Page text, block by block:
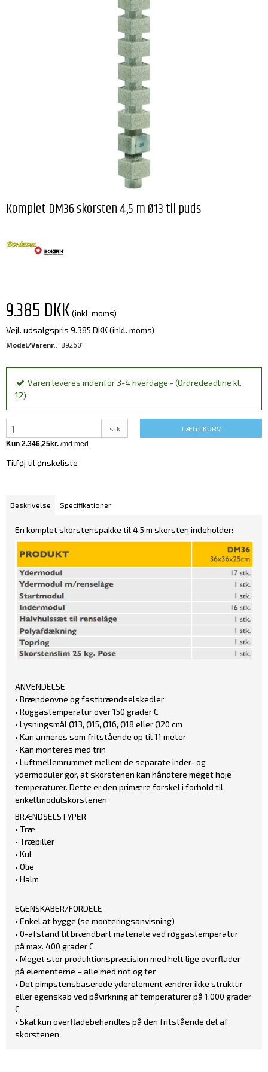
Komplet DM36 skorsten 4,5 m Ø13 til puds
9.385 DKK (inkl. moms)
Vejl. udsalgspris 9.385 DKK(inkl. moms)
Model/Varenr.: 1892601
Varen leveres indenfor 3-4 hverdage - (Ordredeadline kl.
12)
stk LÆG I KURV
Tilføj til ønskeliste
Beskrivelse Specifikationer
En komplet skorstenspakke til 4,5 m skorsten indeholder:
ANVENDELSE
• Brændeovne og fastbrændselskedler
• Røggastemperatur over 150 grader C
• Lysningsmål Ø13, Ø15, Ø16, Ø18 eller Ø20 cm
• Kan armeres som fritstående op til 11 meter
• Kan monteres med trin
• Luftmellemrummet mellem de separate inder- og
ydermoduler gør, at skorstenen kan håndtere meget høje
temperaturer. Dette er den primære forskel i forhold til
enkeltmodulskorstenen
BRÆNDSELSTYPER
• Træ
• Træpiller
• Kul
• Olie
• Halm
EGENSKABER/FORDELE
• Enkel at bygge (se monteringsanvisning)
• 0-afstand til brændbart materiale ved røggastemperatur
på max. 400 grader C
• Meget stor produktionspræcision med helt lige overflader
på elementerne – alle med not og fer
• Det pimpstensbaserede yderelement ændrer ikke struktur
eller egenskab ved påvirkning af temperaturer på 1.000 grader
C
• Skal kun overfladebehandles på den fritstående del af
skorstenen